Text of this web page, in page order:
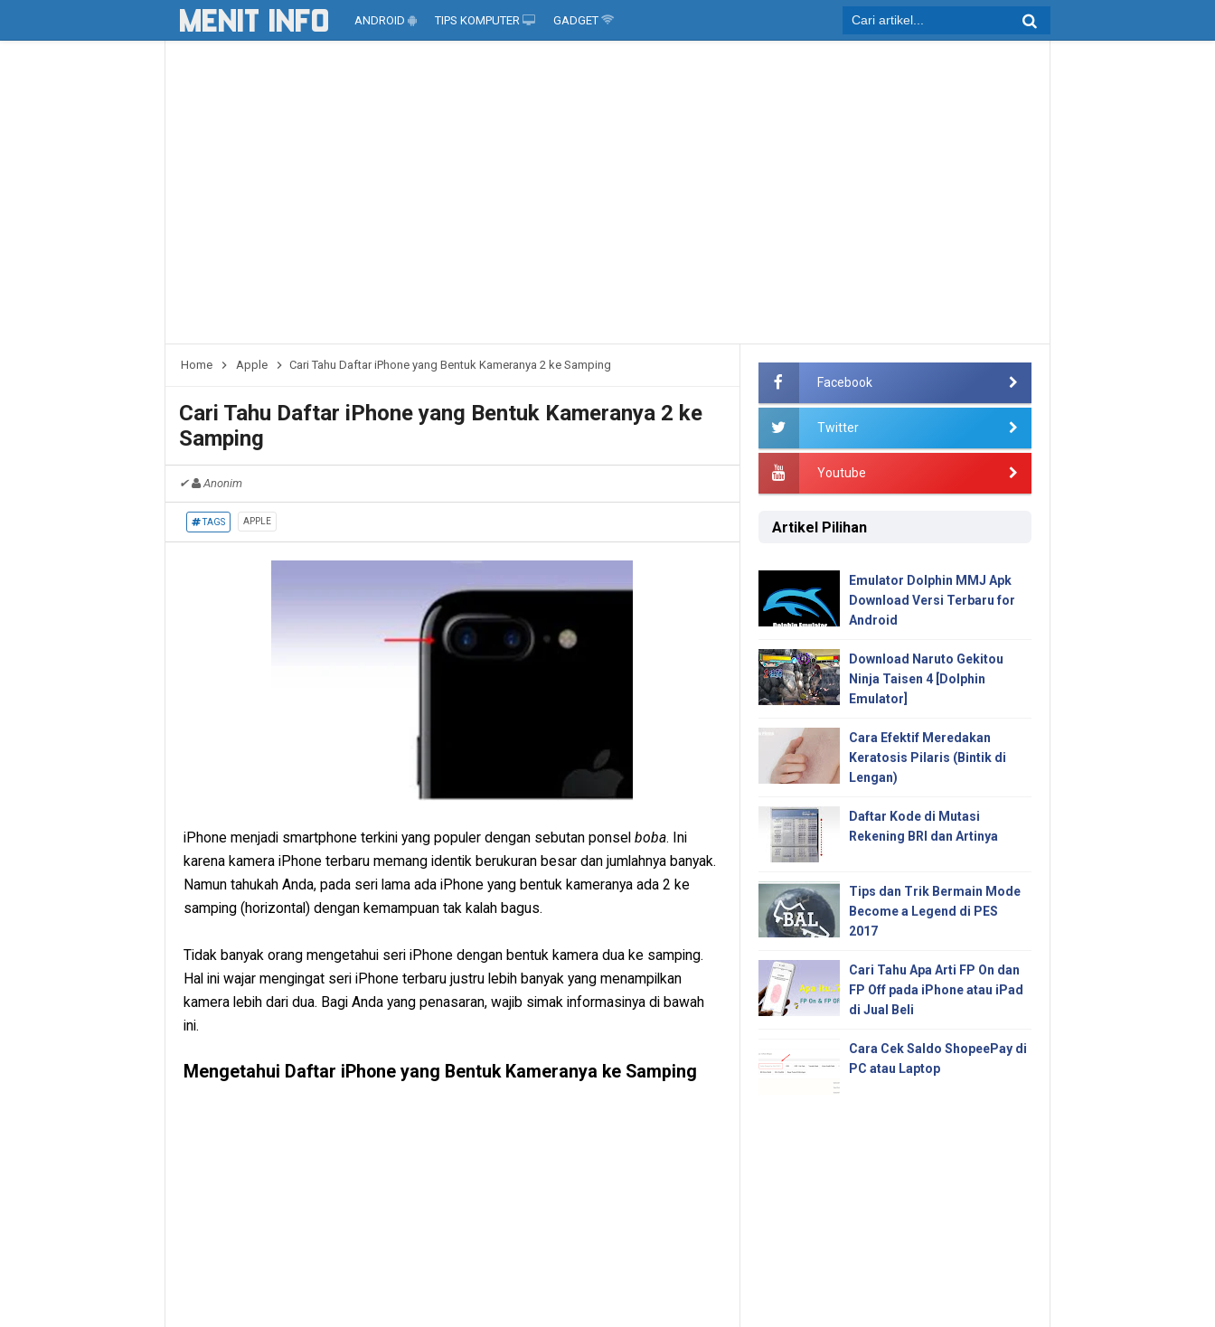
ANDROID TIPS KOMPUTER GADGET
Home Apple Cari Tahu Daftar iPhone yang Bentuk Kameranya 2 ke Samping
Cari Tahu Daftar iPhone yang Bentuk Kameranya 2 ke
Samping
✔ Anonim
TAGS APPLE
iPhone menjadi smartphone terkini yang populer dengan sebutan ponsel boba. Ini
karena kamera iPhone terbaru memang identik berukuran besar dan jumlahnya banyak.
Namun tahukah Anda, pada seri lama ada iPhone yang bentuk kameranya ada 2 ke
samping (horizontal) dengan kemampuan tak kalah bagus.
Tidak banyak orang mengetahui seri iPhone dengan bentuk kamera dua ke samping.
Hal ini wajar mengingat seri iPhone terbaru justru lebih banyak yang menampilkan
kamera lebih dari dua. Bagi Anda yang penasaran, wajib simak informasinya di bawah
ini.
Mengetahui Daftar iPhone yang Bentuk Kameranya ke Samping
Facebook
Twitter
Youtube
Artikel Pilihan
Emulator Dolphin MMJ Apk
Download Versi Terbaru for
Android
Download Naruto Gekitou
Ninja Taisen 4 [Dolphin
Emulator]
Cara Efektif Meredakan
Keratosis Pilaris (Bintik di
Lengan)
Daftar Kode di Mutasi
Rekening BRI dan Artinya
Tips dan Trik Bermain Mode
Become a Legend di PES
2017
Cari Tahu Apa Arti FP On dan
FP Off pada iPhone atau iPad
di Jual Beli
Cara Cek Saldo ShopeePay di
PC atau Laptop